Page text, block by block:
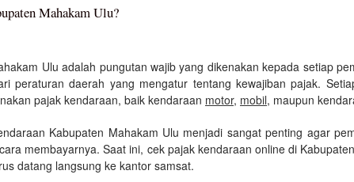
Mahakam Ulu?
Ulu adalah pungutan wajib yang dikenakan kepada setiap
peraturan daerah yang mengatur tentang kewajiban pajak.
pajak kendaraan, baik kendaraan motor, mobil, maupun
Kabupaten Mahakam Ulu menjadi sangat penting agar
membayarnya. Saat ini, cek pajak kendaraan online di
datang langsung ke kantor samsat.